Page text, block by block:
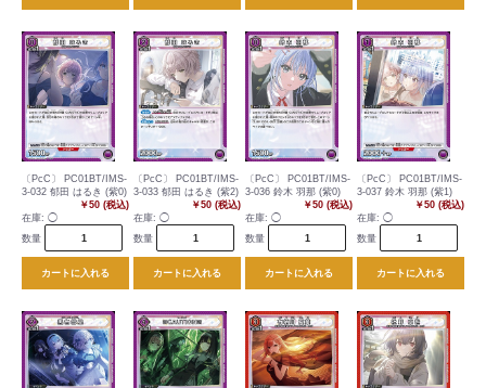
〔PcC〕 PC01BT/IMS-
3-032 郁田 はるき (紫0)
￥50 (税込)
在庫: ◯
数量
カートに入れる
〔PcC〕 PC01BT/IMS-
3-033 郁田 はるき (紫2)
￥50 (税込)
在庫: ◯
数量
カートに入れる
〔PcC〕 PC01BT/IMS-
3-036 鈴木 羽那 (紫0)
￥50 (税込)
在庫: ◯
数量
カートに入れる
〔PcC〕 PC01BT/IMS-
3-037 鈴木 羽那 (紫1)
￥50 (税込)
在庫: ◯
数量
カートに入れる